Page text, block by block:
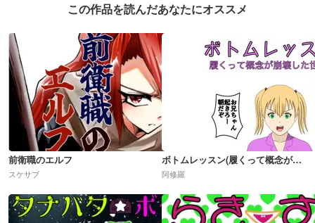
この作品を読んだあなたにオススメ
前衛職のエルフ
スケサブ
ボトムレッスン(履くって概念が崩壊した世界)R18
阿修羅